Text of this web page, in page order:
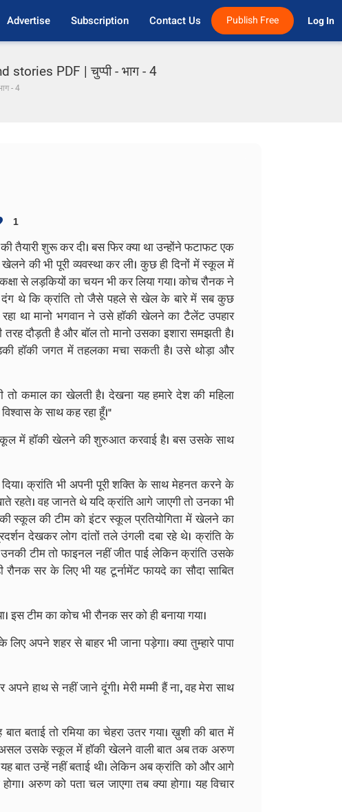
Advertise Subscription Contact Us Publish Free Log In
PDF | चुप्पी - भाग - 4
- 4
1
शुरू कर दी। बस फिर क्या था उन्होंने फटाफट एक
की भी पूरी व्यवस्था कर ली। कुछ ही दिनों में स्कूल में
से लड़कियों का चयन भी कर लिया गया। कोच रौनक ने
दंग थे कि क्रांति तो जैसे पहले से खेल के बारे में सब कुछ
था मानो भगवान ने उसे हॉकी खेलने का टैलेंट उपहार
दौड़ती है और बॉल तो मानो उसका इशारा समझती है।
हॉकी जगत में तहलका मचा सकती है। उसे थोड़ा और
कमाल का खेलती है। देखना यह हमारे देश की महिला
के साथ कह रहा हूँ।"
में हॉकी खेलने की शुरुआत करवाई है। बस उसके साथ
क्रांति भी अपनी पूरी शक्ति के साथ मेहनत करने के
रहते। वह जानते थे यदि क्रांति आगे जाएगी तो उनका भी
स्कूल की टीम को इंटर स्कूल प्रतियोगिता में खेलने का
देखकर लोग दांतों तले उंगली दबा रहे थे। क्रांति के
टीम तो फाइनल नहीं जीत पाई लेकिन क्रांति उसके
सर के लिए भी यह टूर्नामेंट फायदे का सौदा साबित
टीम का कोच भी रौनक सर को ही बनाया गया।
अपने शहर से बाहर भी जाना पड़ेगा। क्या तुम्हारे पापा
हाथ से नहीं जाने दूंगी। मेरी मम्मी हैं ना, वह मेरा साथ
बताई तो रमिया का चेहरा उतर गया। ख़ुशी की बात में
उसके स्कूल में हॉकी खेलने वाली बात अब तक अरुण
बात उन्हें नहीं बताई थी। लेकिन अब क्रांति को और आगे
अरुण को पता चल जाएगा तब क्या होगा। यह विचार